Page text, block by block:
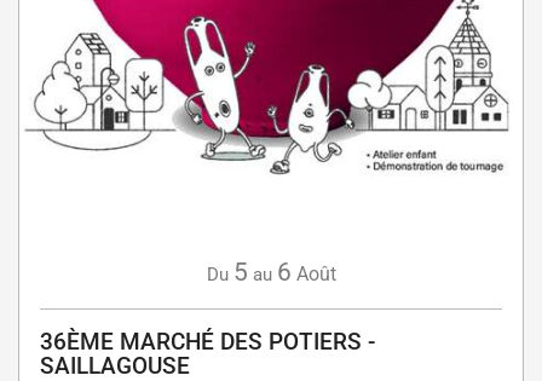
Du 5 au 6 Août
36ÈME MARCHÉ DES POTIERS -
SAILLAGOUSE